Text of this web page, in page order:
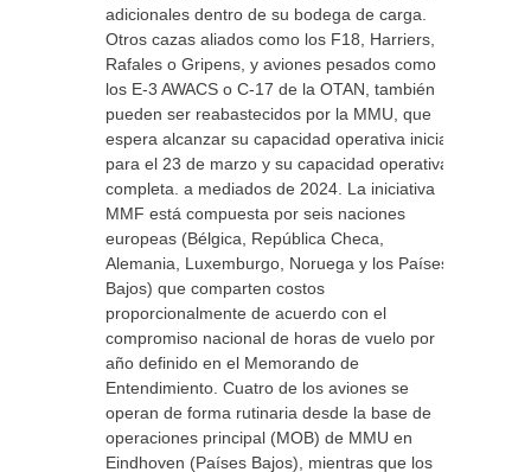
adicionales dentro de su bodega de carga.
Otros cazas aliados como los F18, Harriers,
Rafales o Gripens, y aviones pesados ​​como
los E-3 AWACS o C-17 de la OTAN, también
pueden ser reabastecidos por la MMU, que
espera alcanzar su capacidad operativa inicial
para el 23 de marzo y su capacidad operativa
completa. a mediados de 2024. La iniciativa
MMF está compuesta por seis naciones
europeas (Bélgica, República Checa,
Alemania, Luxemburgo, Noruega y los Países
Bajos) que comparten costos
proporcionalmente de acuerdo con el
compromiso nacional de horas de vuelo por
año definido en el Memorando de
Entendimiento. Cuatro de los aviones se
operan de forma rutinaria desde la base de
operaciones principal (MOB) de MMU en
Eindhoven (Países Bajos), mientras que los